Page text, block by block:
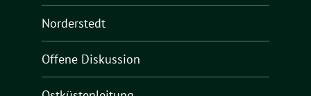
Norderstedt
Offene Diskussion